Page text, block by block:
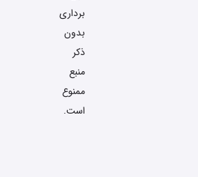
برداری
بدون
ذکر
منبع
ممنوع
است.